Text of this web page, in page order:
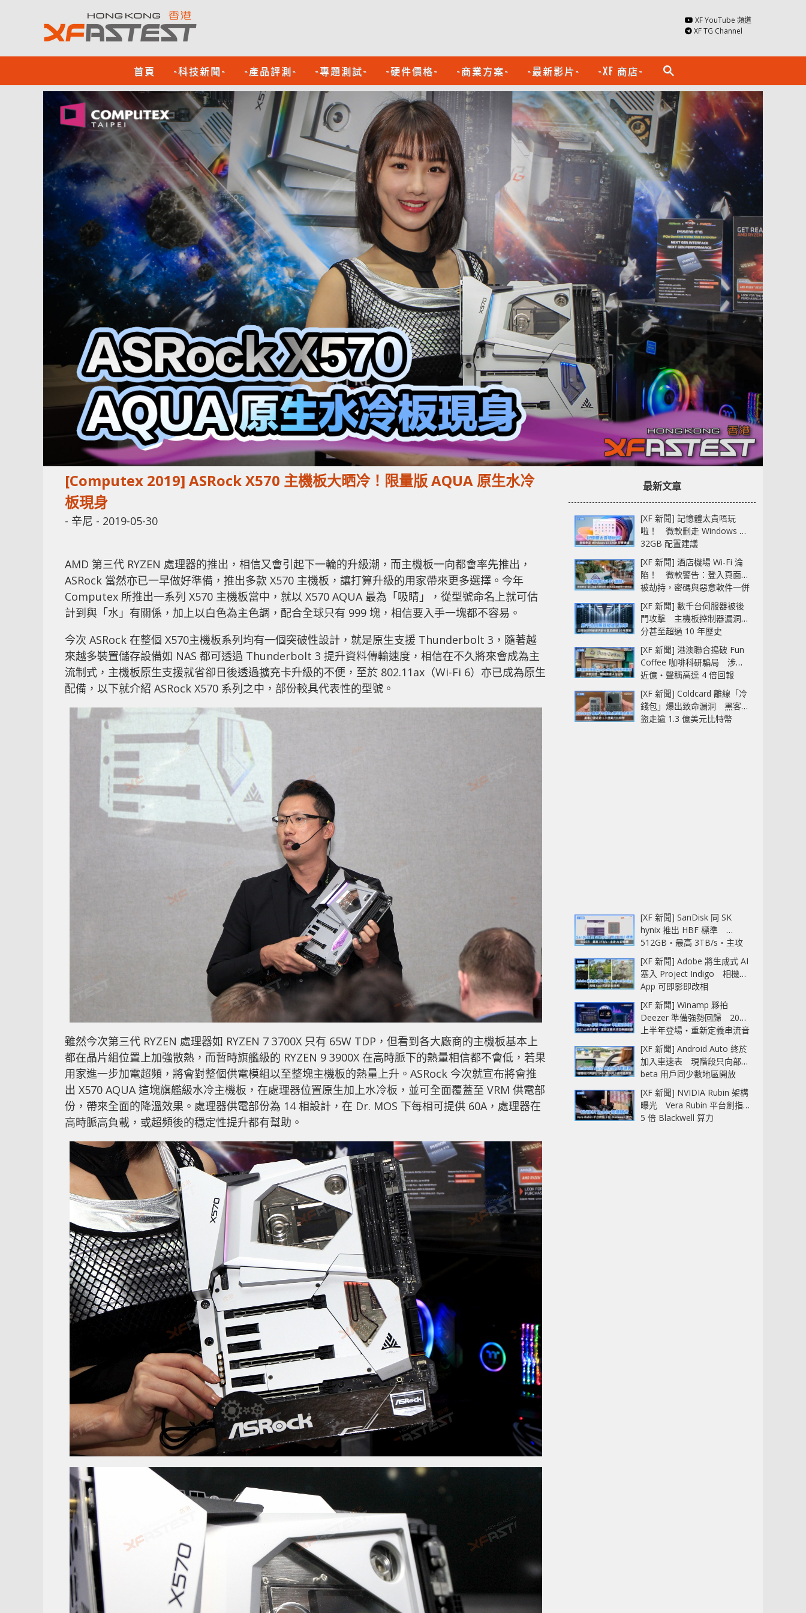
XF YouTube 頻道
XF TG Channel
首頁 -科技新聞- -產品評測- -專題測試- -硬件價格- -商業方案- -最新影片- -XF 商店- search
[Computex 2019] ASRock X570 主機板大晒冷！限量版 AQUA 原生水冷
板現身
- 辛尼 - 2019-05-30
AMD 第三代 RYZEN 處理器的推出，相信又會引起下一輪的升級潮，而主機板一向都會率先推出，
ASRock 當然亦已一早做好準備，推出多款 X570 主機板，讓打算升級的用家帶來更多選擇。今年
Computex 所推出一系列 X570 主機板當中，就以 X570 AQUA 最為「吸睛」，從型號命名上就可估
計到與「水」有關係，加上以白色為主色調，配合全球只有 999 塊，相信要入手一塊都不容易。
今次 ASRock 在整個 X570主機板系列均有一個突破性設計，就是原生支援 Thunderbolt 3，隨著越
來越多裝置儲存設備如 NAS 都可透過 Thunderbolt 3 提升資料傳輸速度，相信在不久將來會成為主
流制式，主機板原生支援就省卻日後透過擴充卡升級的不便，至於 802.11ax（Wi-Fi 6）亦已成為原生
配備，以下就介紹 ASRock X570 系列之中，部份較具代表性的型號。
雖然今次第三代 RYZEN 處理器如 RYZEN 7 3700X 只有 65W TDP，但看到各大廠商的主機板基本上
都在晶片組位置上加強散熱，而暫時旗艦級的 RYZEN 9 3900X 在高時脈下的熱量相信都不會低，若果
用家進一步加電超頻，將會對整個供電模組以至整塊主機板的熱量上升。ASRock 今次就宣布將會推
出 X570 AQUA 這塊旗艦級水冷主機板，在處理器位置原生加上水冷板，並可全面覆蓋至 VRM 供電部
份，帶來全面的降溫效果。處理器供電部份為 14 相設計，在 Dr. MOS 下每相可提供 60A，處理器在
高時脈高負載，或超頻後的穩定性提升都有幫助。
最新文章
[XF 新聞] 記憶體太貴唔玩
啦！ 微軟刪走 Windows 11
32GB 配置建議
[XF 新聞] 酒店機場 Wi-Fi 淪
陷！ 微軟警告：登入頁面可
被劫持，密碼與惡意軟件一併
中招
[XF 新聞] 數千台伺服器被後
門攻擊 主機板控制器漏洞部
分甚至超過 10 年歷史
[XF 新聞] 港澳聯合搗破 Fun
Coffee 咖啡科研騙局 涉款
近億‧聲稱高達 4 倍回報
[XF 新聞] Coldcard 離線「冷
錢包」爆出致命漏洞 黑客已
盜走逾 1.3 億美元比特幣
[XF 新聞] SanDisk 同 SK
hynix 推出 HBF 標準
512GB‧最高 3TB/s‧主攻
AI 記憶體
[XF 新聞] Adobe 將生成式 AI
塞入 Project Indigo 相機
App 可即影即改相
[XF 新聞] Winamp 夥拍
Deezer 準備強勢回歸 2027
上半年登場‧重新定義串流音
樂播放器
[XF 新聞] Android Auto 終於
加入車速表 現階段只向部分
beta 用戶同少數地區開放
[XF 新聞] NVIDIA Rubin 架構
曝光 Vera Rubin 平台劍指
5 倍 Blackwell 算力